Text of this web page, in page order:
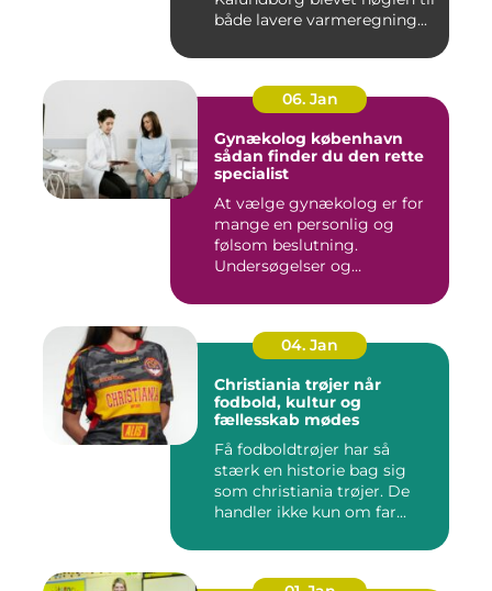
både lavere varmeregning...
06. Jan
Gynækolog københavn
sådan finder du den rette
specialist
At vælge gynækolog er for
mange en personlig og
følsom beslutning.
Undersøgelser og
04. Jan
Christiania trøjer når
fodbold, kultur og
fællesskab mødes
Få fodboldtrøjer har så
stærk en historie bag sig
som christiania trøjer. De
handler ikke kun om far...